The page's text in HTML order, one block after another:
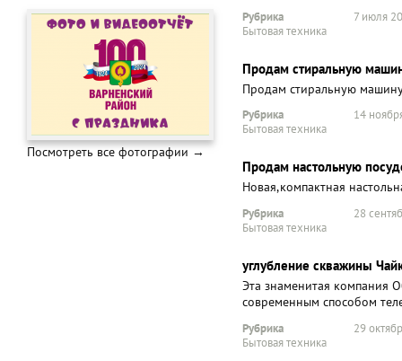
Рубрика
Бытовая техника
7 июля
Продам стиральную
Продам стиральную
Рубрика
Бытовая техника
14
Продам настольную
Новая,компактная
Рубрика
Бытовая техника
28
углубление скважины
Эта знаменитая компания
современным способом
Рубрика
Бытовая техника
29
Посмотреть все фотографии →